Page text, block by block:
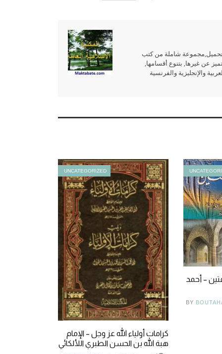
شاملة من كتب
عن غيرها, بتنوع أقسامها,
والإنجليزية والفرنسية
UNCATEGORIZED
كرامات أولياء الله عز وجل – الإمام
هبة الله بن الحسن الطبري اللألكائي
– أحمد
BY